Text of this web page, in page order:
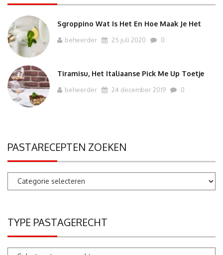
Sgroppino Wat Is Het En Hoe Maak Je Het
beheerder 25 juli 2020 0
Tiramisu, Het Italiaanse Pick Me Up Toetje
beheerder 24 december 2019 0
PASTARECEPTEN ZOEKEN
Pastarecepten
zoeken
TYPE PASTAGERECHT